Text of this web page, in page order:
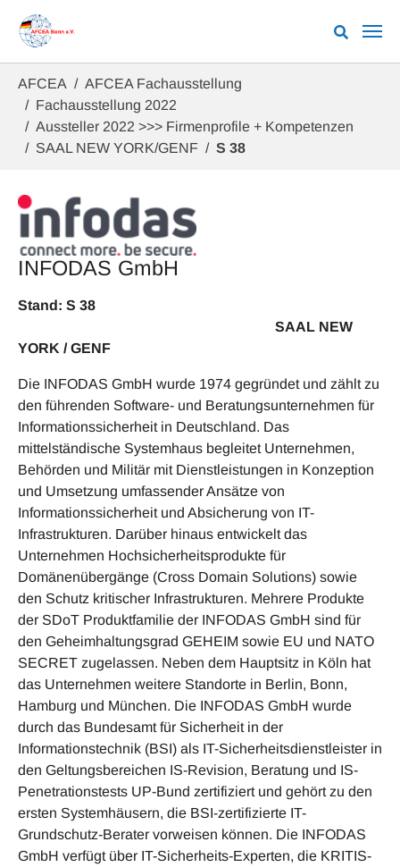
AFCEA
AFCEA Fachausstellung
Fachausstellung 2022
Aussteller 2022 >>> Firmenprofile + Kompetenzen
SAAL NEW YORK/GENF
S 38
INFODAS GmbH
Stand: S 38
SAAL NEW
YORK / GENF
Die INFODAS GmbH wurde 1974 gegründet und zählt zu
den führenden Software- und Beratungsunternehmen für
Informationssicherheit in Deutschland. Das
mittelständische Systemhaus begleitet Unternehmen,
Behörden und Militär mit Dienstleistungen in Konzeption
und Umsetzung umfassender Ansätze von
Informationssicherheit und Absicherung von IT-
Infrastrukturen. Darüber hinaus entwickelt das
Unternehmen Hochsicherheitsprodukte für
Domänenübergänge (Cross Domain Solutions) sowie
den Schutz kritischer Infrastrukturen. Mehrere Produkte
der SDoT Produktfamilie der INFODAS GmbH sind für
den Geheimhaltungsgrad GEHEIM sowie EU und NATO
SECRET zugelassen. Neben dem Hauptsitz in Köln hat
das Unternehmen weitere Standorte in Berlin, Bonn,
Hamburg und München. Die INFODAS GmbH wurde
durch das Bundesamt für Sicherheit in der
Informationstechnik (BSI) als IT-Sicherheitsdienstleister in
den Geltungsbereichen IS-Revision, Beratung und IS-
Penetrationstests UP-Bund zertifiziert und gehört zu den
ersten Systemhäusern, die BSI-zertifizierte IT-
Grundschutz-Berater vorweisen können. Die INFODAS
GmbH verfügt über IT-Sicherheits-Experten, die KRITIS-